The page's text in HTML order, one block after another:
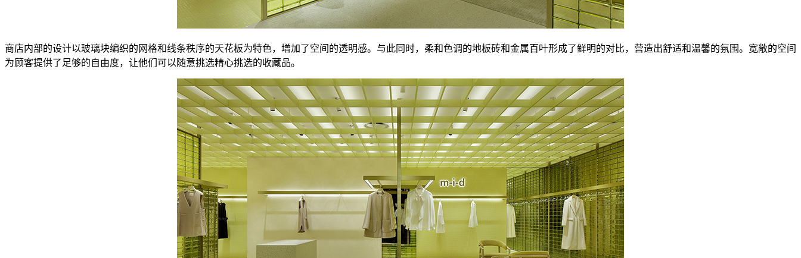
商店内部的设计以玻璃块编织的网格和线条秩序的天花板为特色，增加了空间的透明感。与此同时，柔和色调的地板砖和金属百叶形成了鲜明的对比，营造出舒适和温馨的氛围。宽敞的空间
为顾客提供了足够的自由度，让他们可以随意挑选精心挑选的收藏品。